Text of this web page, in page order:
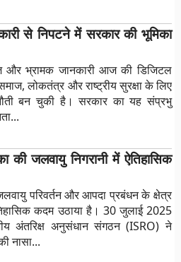
से निपटने में सरकार की भूमिका
भ्रामक जानकारी आज की डिजिटल
लोकतंत्र और राष्ट्रीय सुरक्षा के लिए
बन चुकी है। सरकार का यह संप्रभु
की जलवायु निगरानी में ऐतिहासिक
परिवर्तन और आपदा प्रबंधन के क्षेत्र
कदम उठाया है। 30 जुलाई 2025
अंतरिक्ष अनुसंधान संगठन (ISRO) ने
नासा...